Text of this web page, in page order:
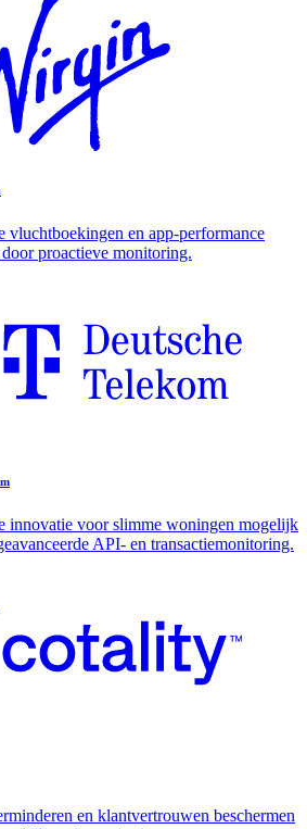
vluchtboekingen en app-performance
proactieve monitoring.
innovatie voor slimme woningen mogelijk
API- en transactiemonitoring.
en klantvertrouwen beschermen